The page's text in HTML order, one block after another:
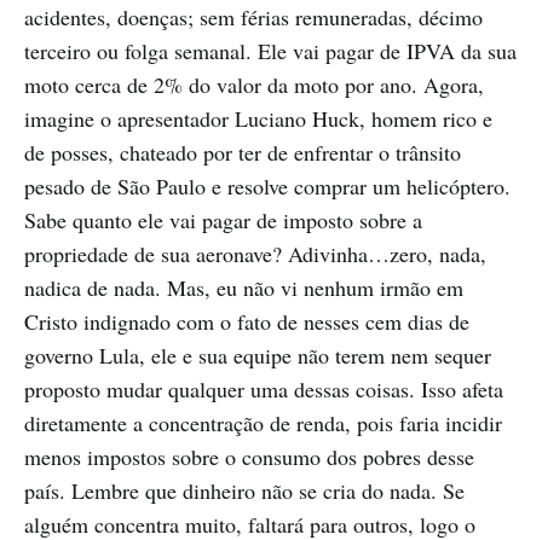
acidentes, doenças; sem férias remuneradas, décimo
terceiro ou folga semanal. Ele vai pagar de IPVA da sua
moto cerca de 2% do valor da moto por ano. Agora,
imagine o apresentador Luciano Huck, homem rico e
de posses, chateado por ter de enfrentar o trânsito
pesado de São Paulo e resolve comprar um helicóptero.
Sabe quanto ele vai pagar de imposto sobre a
propriedade de sua aeronave? Adivinha…zero, nada,
nadica de nada. Mas, eu não vi nenhum irmão em
Cristo indignado com o fato de nesses cem dias de
governo Lula, ele e sua equipe não terem nem sequer
proposto mudar qualquer uma dessas coisas. Isso afeta
diretamente a concentração de renda, pois faria incidir
menos impostos sobre o consumo dos pobres desse
país. Lembre que dinheiro não se cria do nada. Se
alguém concentra muito, faltará para outros, logo o